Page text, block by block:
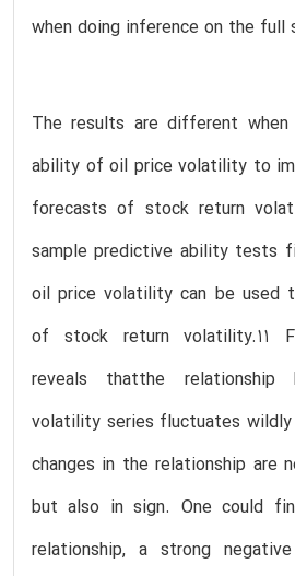
when doing inference on the full
The results are different
ability of oil price volatility to
forecasts of stock return
sample predictive ability tests
oil price volatility can be used
of stock return volatility.11
reveals thatthe
volatility series fluctuates wildly
changes in the relationship are
but also in sign. One could
relationship, a strong